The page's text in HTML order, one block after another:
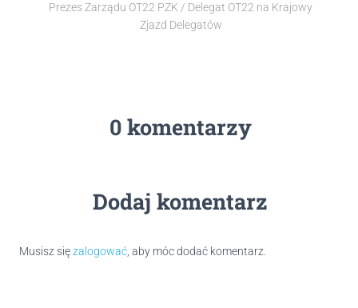
Prezes Zarządu OT22 PZK / Delegat OT22 na Krajowy
Zjazd Delegatów
0 komentarzy
Dodaj komentarz
Musisz sięzalogować, aby móc dodać komentarz.